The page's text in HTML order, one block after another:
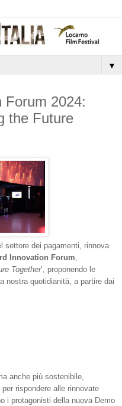
▼
Forum 2024:
the Future
settore dei pagamenti, rinnova
Innovation Forum,
Together’, proponendo le
nostra quotidianità, a partire dai
anche più sostenibile,
rispondere alle rinnovate
i protagonisti della nuova Demo